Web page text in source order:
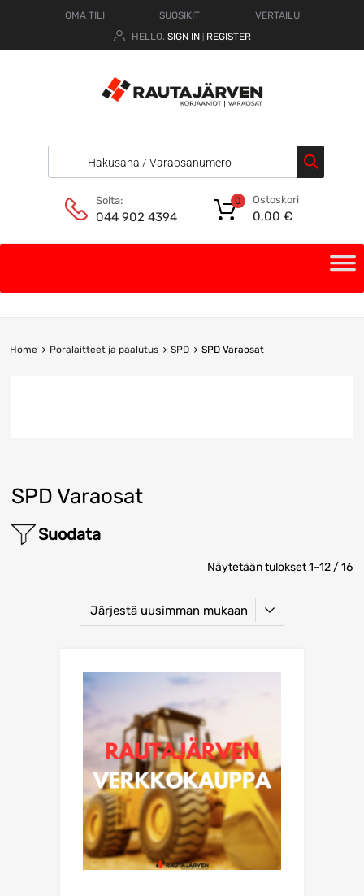
OMA TILI SUOSIKIT
VERTAILU
HELLO. SIGN IN REGISTER
Soita:
044 902 4394
Ostoskori
0,00 €
0
Home Poralaitteet ja paalutus SPD SPD Varaosat
SPD Varaosat
Suodata
Näytetään tulokset 1–12 / 16